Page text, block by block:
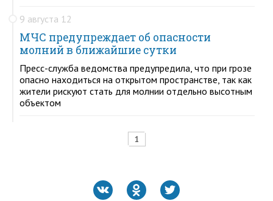
9 августа 12
МЧС предупреждает об опасности
молний в ближайшие сутки
Пресс-служба ведомства предупредила, что при грозе
опасно находиться на открытом пространстве, так как
жители рискуют стать для молнии отдельно высотным
объектом
1